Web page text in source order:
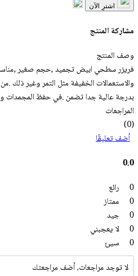
اشترِ الآن
مشاركة المنتج
وصف المنتج
فريزر سطحي ابيض تجميد ,حجم صغير
والاستعمالات الخفيفة مثل التمر وغير ذلك
بدرجة عالية جدا تضمن .في حفظ المجمدات
المراجعات
(0)
أضف تعليقًا
0.0
0
رائع
0
ممتاز
0
جيد
0
لا يعجبني
0
سيئ
لا توجد مراجعات، أضف مراجعتك